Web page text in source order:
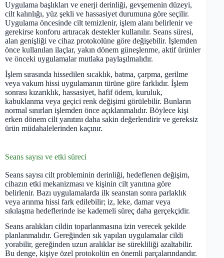
Uygulama başlıkları ve enerji derinliği, gevşemenin düzeyi,
cilt kalınlığı, yüz şekli ve hassasiyet durumuna göre seçilir.
Uygulama öncesinde cilt temizlenir, işlem alanı belirlenir ve
gerekirse konforu artıracak destekler kullanılır. Seans süresi,
alan genişliği ve cihaz protokolüne göre değişebilir. İşlemden
önce kullanılan ilaçlar, yakın dönem güneşlenme, aktif ürünler
ve önceki uygulamalar mutlaka paylaşılmalıdır.
İşlem sırasında hissedilen sıcaklık, batma, çarpma, gerilme
veya vakum hissi uygulamanın türüne göre farklıdır. İşlem
sonrası kızarıklık, hassasiyet, hafif ödem, kuruluk,
kabuklanma veya geçici renk değişimi görülebilir. Bunların
normal sınırları işlemden önce açıklanmalıdır. Böylece kişi
erken dönem cilt yanıtını daha sakin değerlendirir ve gereksiz
ürün müdahalelerinden kaçınır.
Seans sayısı ve etki süreci
Seans sayısı cilt probleminin derinliği, hedeflenen değişim,
cihazın etki mekanizması ve kişinin cilt yanıtına göre
belirlenir. Bazı uygulamalarda ilk seanstan sonra parlaklık
veya arınma hissi fark edilebilir; iz, leke, damar veya
sıkılaşma hedeflerinde ise kademeli süreç daha gerçekçidir.
Seans aralıkları cildin toparlanmasına izin verecek şekilde
planlanmalıdır. Gereğinden sık yapılan uygulamalar cildi
yorabilir, gereğinden uzun aralıklar ise sürekliliği azaltabilir.
Bu denge, kişiye özel protokolün en önemli parçalarındandır.